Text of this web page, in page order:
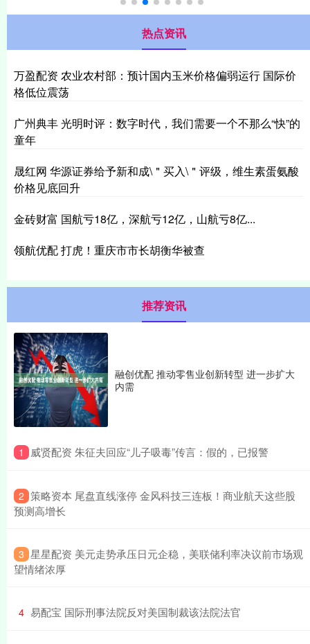
热点资讯
万盈配资 农业农村部：预计国内玉米价格偏弱运行 国际价
格低位震荡
广州典丰 光明时评：数字时代，我们需要一个不那么“快”的
童年
晟红网 华源证券给予新和成\＂买入\＂评级，维生素蛋氨酸
价格见底回升
金砖财富 国航亏18亿，深航亏12亿，山航亏8亿...
领航优配 打虎！重庆市市长胡衡华被查
推荐资讯
融创优配 推动零售业创新转型 进一步扩大
内需
1 ​威贤配资 朱征夫回应“儿子吸毒”传言：假的，已报警
2 ​策略资本 尾盘直线涨停 金风科技三连板！商业航天这些股
预测高增长
3 ​星星配资 美元走势承压日元企稳，美联储利率决议前市场观
望情绪浓厚
4 ​易配宝 国际刑事法院反对美国制裁该法院法官